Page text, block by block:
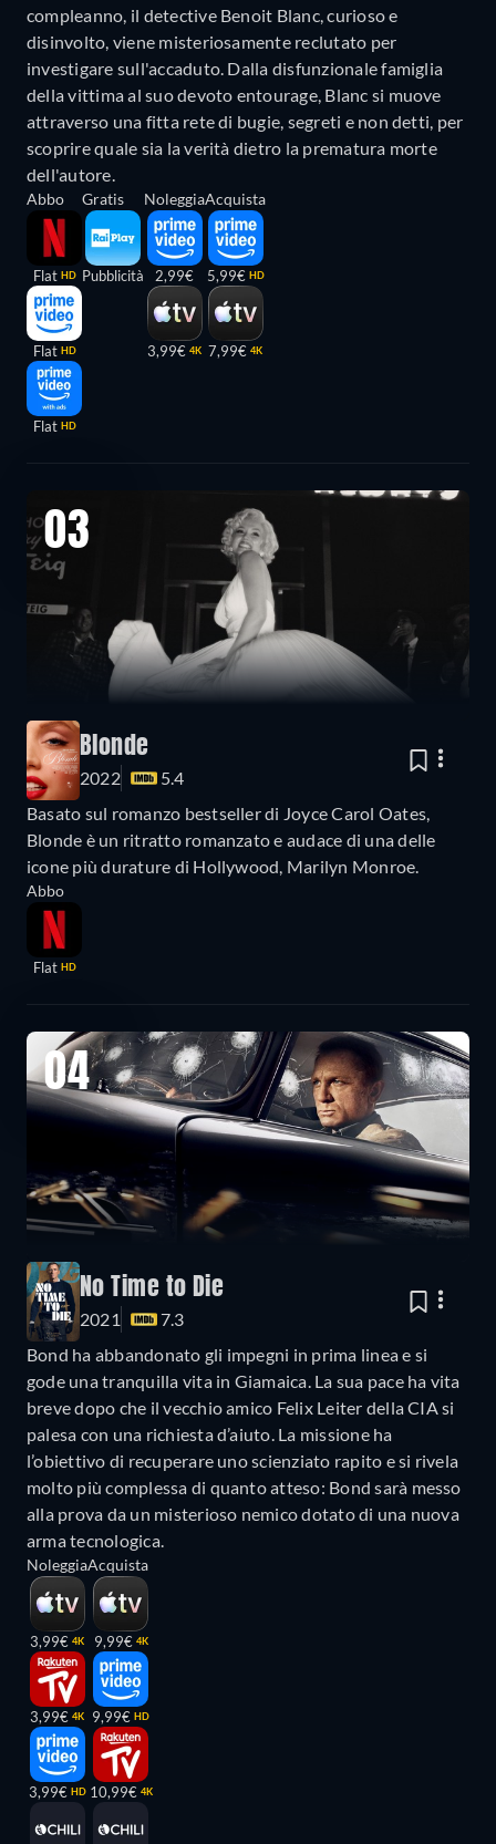
compleanno, il detective Benoit Blanc, curioso e
disinvolto, viene misteriosamente reclutato per
investigare sull'accaduto. Dalla disfunzionale famiglia
della vittima al suo devoto entourage, Blanc si muove
attraverso una fitta rete di bugie, segreti e non detti, per
scoprire quale sia la verità dietro la prematura morte
dell'autore.
Abbo
Flat HD
Flat HD
Flat HD
Gratis
Pubblicità
Noleggia
2,99€
3,99€ 4K
Acquista
5,99€ HD
7,99€ 4K
03
Blonde
2022
5.4
Basato sul romanzo bestseller di Joyce Carol Oates,
Blonde è un ritratto romanzato e audace di una delle
icone più durature di Hollywood, Marilyn Monroe.
Abbo
Flat HD
04
No Time to Die
2021
7.3
Bond ha abbandonato gli impegni in prima linea e si
gode una tranquilla vita in Giamaica. La sua pace ha vita
breve dopo che il vecchio amico Felix Leiter della CIA si
palesa con una richiesta d’aiuto. La missione ha
l’obiettivo di recuperare uno scienziato rapito e si rivela
molto più complessa di quanto atteso: Bond sarà messo
alla prova da un misterioso nemico dotato di una nuova
arma tecnologica.
Noleggia
3,99€ 4K
3,99€ 4K
3,99€ HD
Acquista
9,99€ 4K
9,99€ HD
10,99€ 4K